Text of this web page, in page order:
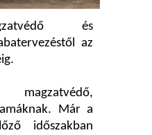
és
az
Már a
időszakban